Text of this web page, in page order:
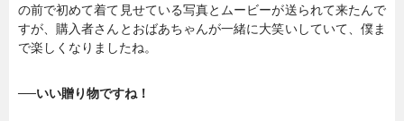
の前で初めて着て見せている写真とムービーが送られて来たんで
すが、購入者さんとおばあちゃんが一緒に大笑いしていて、僕ま
で楽しくなりましたね。
──いい贈り物ですね！